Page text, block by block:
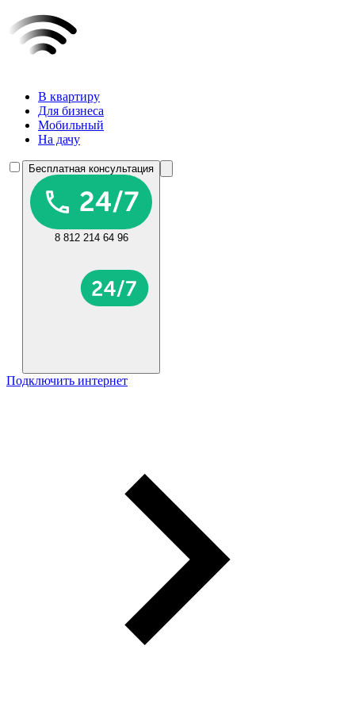
В квартиру
Для бизнеса
Мобильный
На дачу
Бесплатная консультация
8 812 214 64 96
Подключить интернет